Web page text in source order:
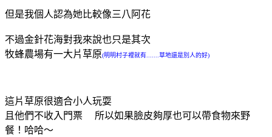
但是我個人認為她比較像三八阿花
不過金針花海對我來說也只是其次
牧蜂農場有一大片草原(明明村子裡就有.......草地還是別人的好)
這片草原很適合小人玩耍
且他們不收入門票 所以如果臉皮夠厚也可以帶食物來野
餐！哈哈～